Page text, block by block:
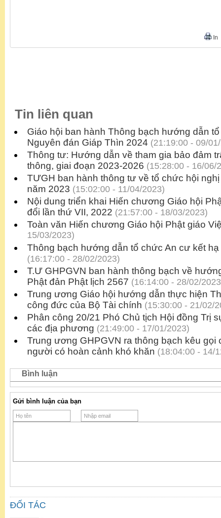
In
Tin liên quan
Giáo hội ban hành Thông bạch hướng dẫn
Nguyên đán Giáp Thìn 2024 (21:19:00 - 09/
Thông tư: Hướng dẫn về tham gia bảo đảm
thông, giai đoạn 2023-2026 (15:28:00 - 16/06/
TƯGH ban hành thông tư về tổ chức hội
năm 2023 (15:02:00 - 11/04/2023)
Nội dung triển khai Hiến chương Giáo hội
đổi lần thứ VII, 2022 (21:57:00 - 18/03/2023)
Toàn văn Hiến chương Giáo hội Phật giáo
15/03/2023)
Thông bạch hướng dẫn tổ chức An cư kết
(16:17:00 - 28/02/2023)
T.Ư GHPGVN ban hành thông bạch về
Phật đản Phật lịch 2567 (16:14:00 - 28/02/
Trung ương Giáo hội hướng dẫn thực hiện
công đức của Bộ Tài chính (15:30:00 - 21/02/
Phân công 20/21 Phó Chủ tịch Hội đồng Trị
các địa phương (21:49:00 - 17/01/2023)
Trung ương GHPGVN ra thông bạch kêu gọi
người có hoàn cảnh khó khăn (18:04:00 - 14/
Bình luận
Gửi bình luận của bạn
ĐỐI TÁC